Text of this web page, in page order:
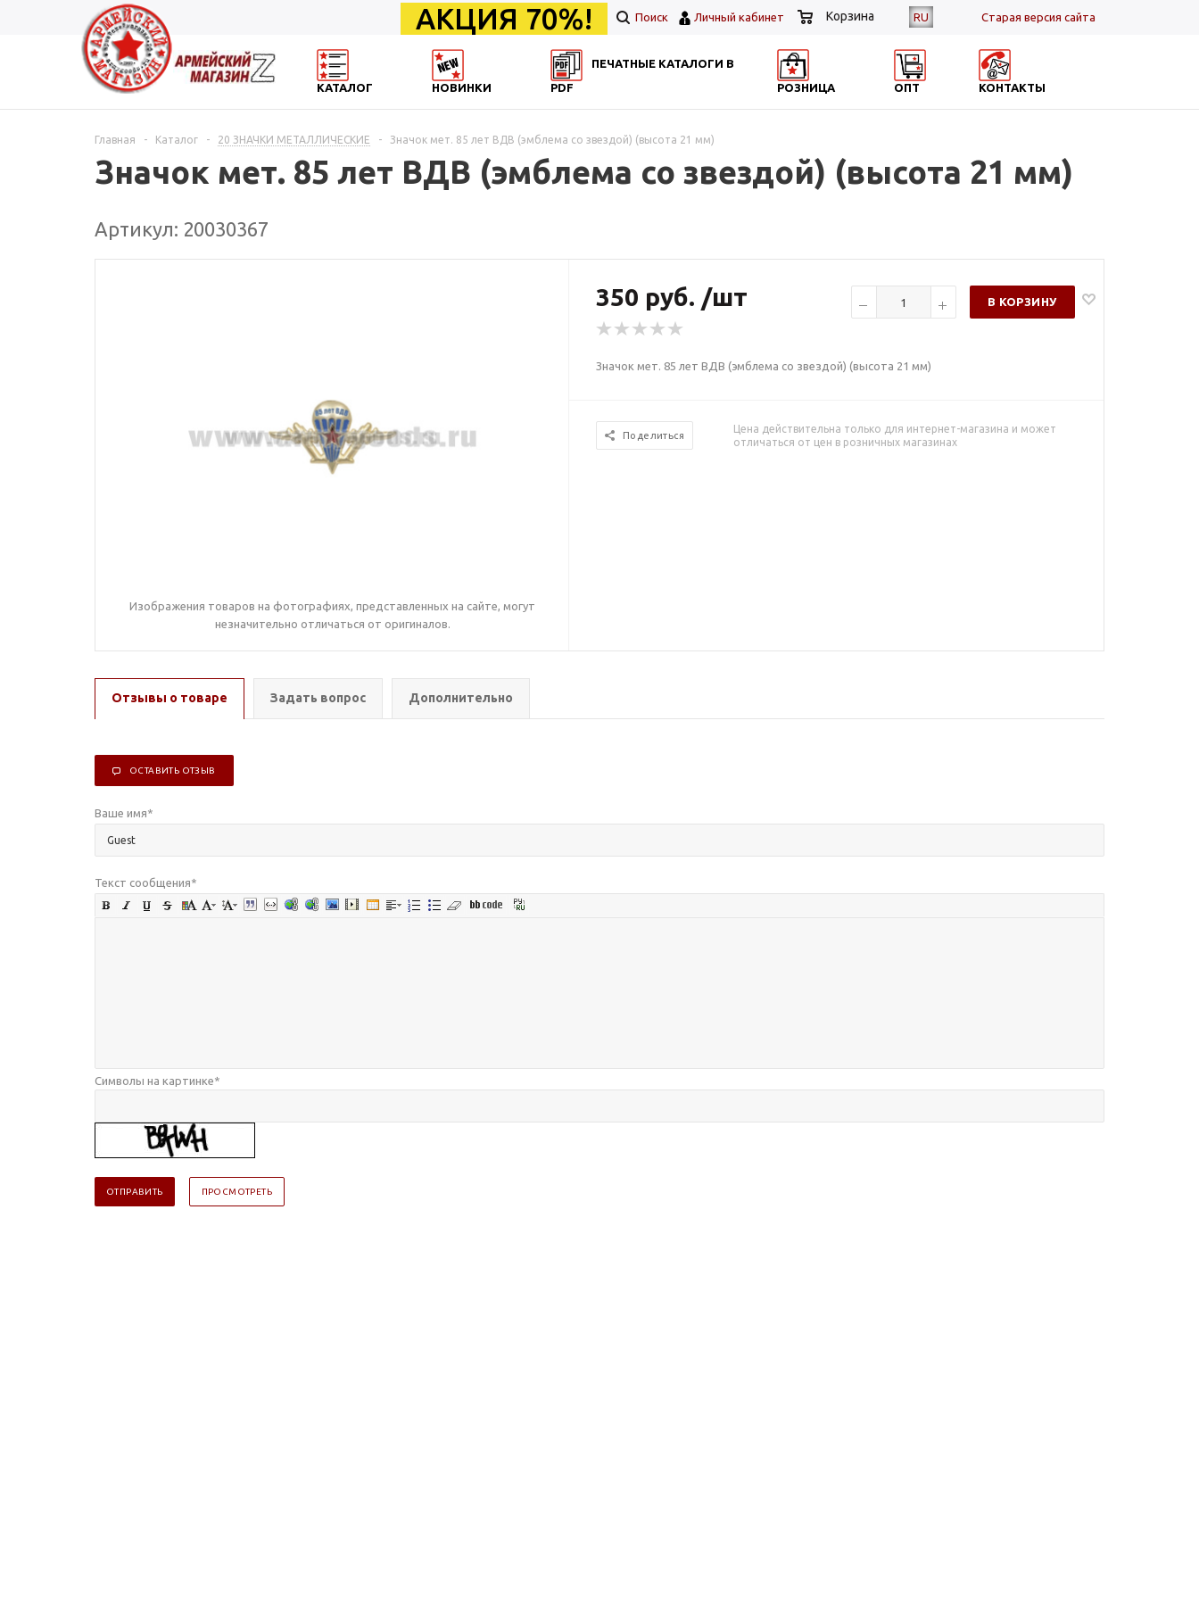
RU Cтарая версия сайта
АКЦИЯ 70%! Поиск Личный кабинет Корзина
КАТАЛОГ НОВИНКИ
ПЕЧАТНЫЕ КАТАЛОГИ В
PDF
РОЗНИЦА ОПТ КОНТАКТЫ
Главная - Каталог - 20 ЗНАЧКИ МЕТАЛЛИЧЕСКИЕ - Значок мет. 85 лет ВДВ (эмблема со звездой) (высота 21 мм)
Значок мет. 85 лет ВДВ (эмблема со звездой) (высота 21 мм)
Артикул: 20030367
Изображения товаров на фотографиях, представленных на сайте, могут
незначительно отличаться от оригиналов.
350 руб. /шт В КОРЗИНУ
Значок мет. 85 лет ВДВ (эмблема со звездой) (высота 21 мм)
Поделиться
Цена действительна только для интернет-магазина и может
отличаться от цен в розничных магазинах
Отзывы о товаре Задать вопрос Дополнительно
ОСТАВИТЬ ОТЗЫВ
Ваше имя*
Текст сообщения*
Символы на картинке*